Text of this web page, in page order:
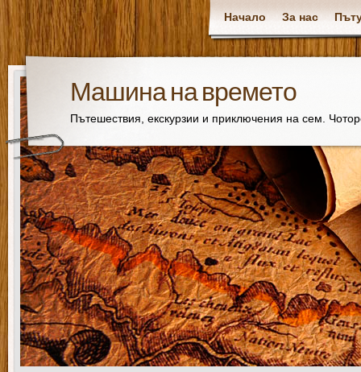
Начало За нас
Машина на времето
Пътешествия, екскурзии и приключения на сем.